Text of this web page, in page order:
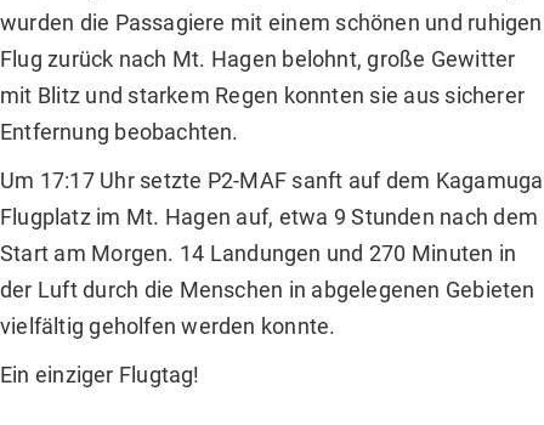
wurden die Passagiere mit einem schönen und ruhigen
Flug zurück nach Mt. Hagen belohnt, große Gewitter
mit Blitz und starkem Regen konnten sie aus sicherer
Entfernung beobachten.
Um 17:17 Uhr setzte P2-MAF sanft auf dem Kagamuga
Flugplatz im Mt. Hagen auf, etwa 9 Stunden nach dem
Start am Morgen. 14 Landungen und 270 Minuten in
der Luft durch die Menschen in abgelegenen Gebieten
vielfältig geholfen werden konnte.
Ein einziger Flugtag!